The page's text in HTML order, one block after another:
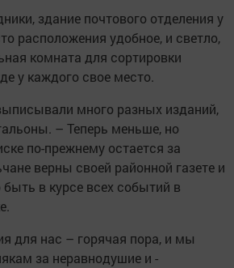
здание почтового отделения у
­расположения удобное, и светло,
комната для сортировки
у каждого свое место.
много разных изданий,
– Теперь меньше, но
по-прежнему остается за
верны своей районной газете и
в курсе всех событий в
для нас – горячая пора, и мы
за неравнодушие и